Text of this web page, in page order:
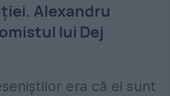
Alexandru
lui Dej
era că ei sunt